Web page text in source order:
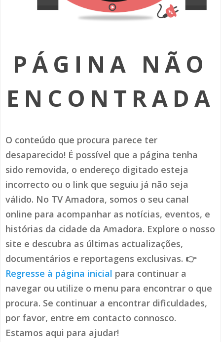
SOMOS TODOS EUROPEUS
AMADORA LIGA À RESILIÊNCIA
(RE) PENSAMENTOS
HISTÓRIAS DE ABRIL
PÁGINA NÃO
ENCONTRADA
O conteúdo que procura parece ter
desaparecido! É possível que a página tenha
sido removida, o endereço digitado esteja
incorrecto ou o link que seguiu já não seja
válido. No TV Amadora, somos o seu canal
online para acompanhar as notícias, eventos, e
histórias da cidade da Amadora. Explore o nosso
site e descubra as últimas actualizações,
documentários e reportagens exclusivas. 👉
Regresse à página inicial para continuar a
navegar ou utilize o menu para encontrar o que
procura. Se continuar a encontrar dificuldades,
por favor, entre em contacto connosco.
Estamos aqui para ajudar!